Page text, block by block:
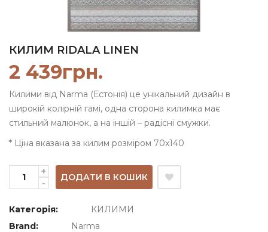
КИЛИМ RIDALA LINEN
2 439грн.
Килими від Narma (Естонія) це унікальний дизайн в
широкій колірній гамі, одна сторона килимка має
стильний малюнок, а на іншій – радісні смужки.
* Ціна вказана за килим розміром 70х140
ДОДАТИ В КОШИК
Категорія:
КИЛИМИ
Brand:
Narma